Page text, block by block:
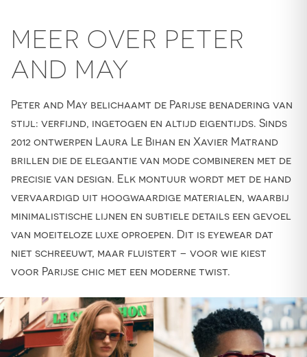
MEER OVER PETER
AND MAY
Peter and May belichaamt de Parijse benadering van
stijl: verfijnd, ingetogen en altijd eigentijds. Sinds
2012 ontwerpen Laura Le Bihan en Xavier Matrand
brillen die de elegantie van mode combineren met de
precisie van design. Elk montuur wordt met de hand
vervaardigd uit hoogwaardige materialen, waarbij
minimalistische lijnen en subtiele details een gevoel
van moeiteloze luxe oproepen. Dit is eyewear dat
niet schreeuwt, maar fluistert – voor wie kiest
voor Parijse chic met een moderne twist.